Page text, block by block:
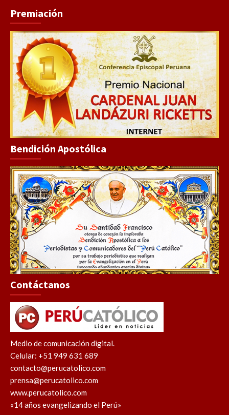
Premiación
Bendición Apostólica
Contáctanos
Medio de comunicación digital.
Celular: +51 949 631 689
contacto@perucatolico.com
prensa@perucatolico.com
www.perucatolico.com
«14 años evangelizando el Perú»